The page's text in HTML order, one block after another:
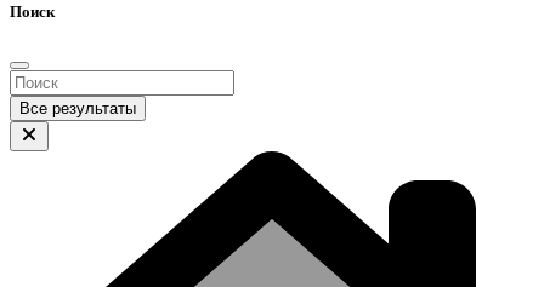
Поиск
Все результаты